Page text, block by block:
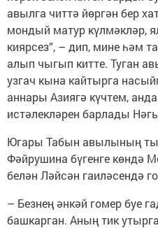
авылга читтә йөргән бер
мондый матур күлмәкләр,
киярсез”, – дип, мине һәм
алып чыгып китте. Туган
узгач кына кайтырга
аннары Азиягә күчтем,
истәлекләрен барлады
Югары Табын авылының
Фәйрушина бүгенге көндә
белән Ләйсән гаиләсендә
– Безнең әнкәй гомер буе
башкарган. Аның тик